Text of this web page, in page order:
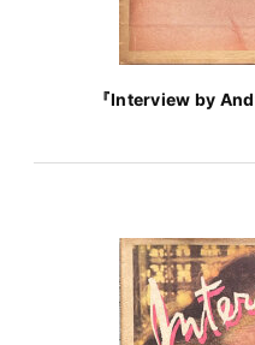
『Interview by